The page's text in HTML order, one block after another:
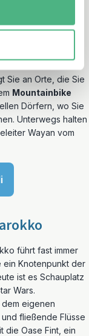
Hinterland von Bali
Führer
Die Kinder fahren
Ab und zu
Sie an Orte, die Sie
Mountainbike
Dörfern, wo Sie
Unterwegs halten
Wayan vom
führt fast immer
ein Knotenpunkt der
ist es Schauplatz
Wars.
dem eigenen
fließende Flüsse
die Oase Fint, ein